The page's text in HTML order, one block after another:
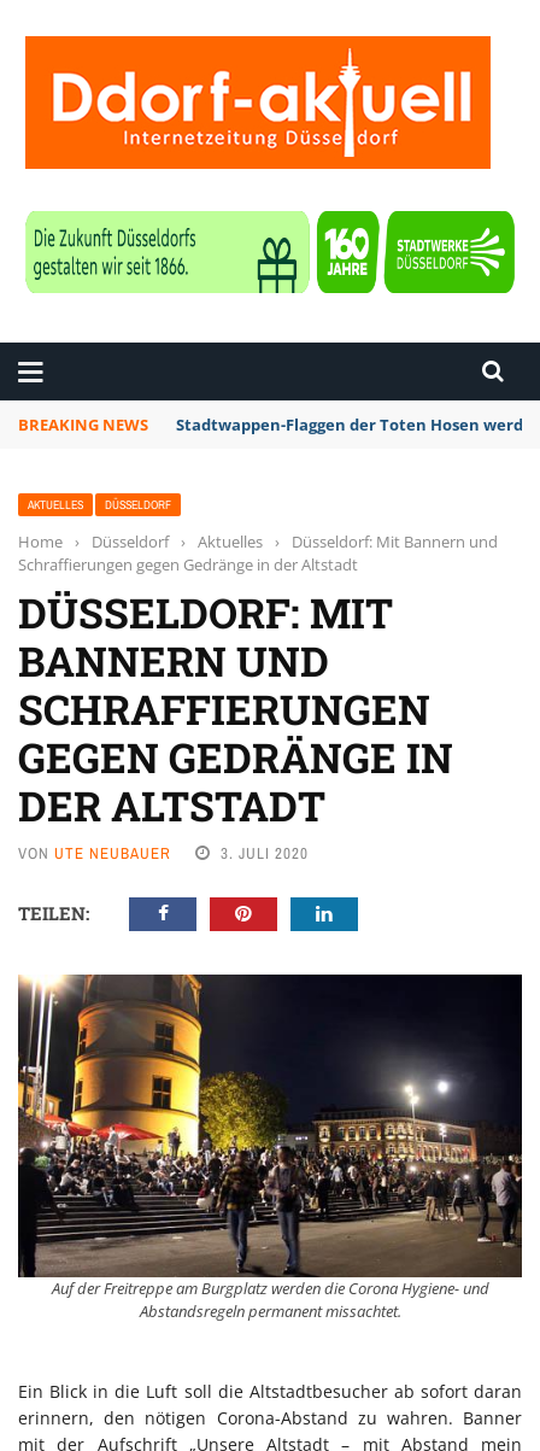
BREAKING NEWS Stadtwappen-Flaggen der Toten Hosen
AKTUELLES DÜSSELDORF
Home › Düsseldorf › Aktuelles ›
Düsseldorf: Mit Bannern und
Schraffierungen gegen Gedränge in der Altstadt
DÜSSELDORF: MIT
BANNERN UND
SCHRAFFIERUNGEN
GEGEN GEDRÄNGE IN
DER ALTSTADT
VON UTE NEUBAUER 3. JULI 2020
TEILEN:
Auf der Freitreppe am Burgplatz werden die Corona Hygiene- und
Abstandsregeln permanent missachtet.
Ein Blick in die Luft soll die Altstadtbesucher ab sofort daran
erinnern, den nötigen Corona-Abstand zu wahren. Banner
mit der Aufschrift „Unsere Altstadt – mit Abstand mein